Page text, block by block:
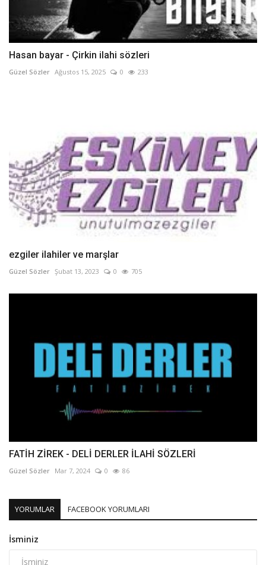
Hasan bayar - Çirkin ilahi sözleri
Güzel Sözler Ağustos 15, 2025 0 233
ezgiler ilahiler ve marşlar
Güzel Sözler Şubat 13, 2023 0 705
FATİH ZİREK - DELİ DERLER İLAHİ SÖZLERİ
Güzel Sözler Mar 7, 2024 0 86
YORUMLAR FACEBOOK YORUMLARI
İsminiz